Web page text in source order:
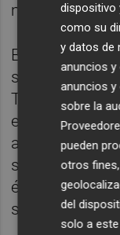
marcó el
El Barcelona
someter al
Turan, al
el balón hasta
acabó con el
suelo. El
éste se
separar a su
dispositivo
como su
y datos de
anuncios
anuncios
sobre la
pueden
otros
del
solo a